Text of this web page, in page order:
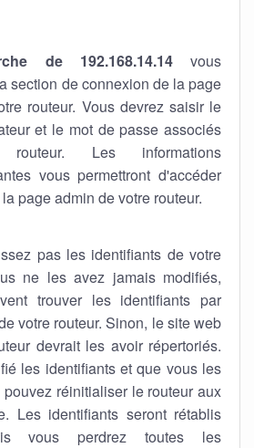
de 192.168.14.14vous
section de connexion de la page
routeur. Vous devrez saisir le
et le mot de passe associés
Les informations
vous permettront d'accéder
page admin de votre routeur.
pas les identifiants de votre
ne les avez jamais modifiés,
trouver les identifiants par
votre routeur. Sinon, le site web
devrait les avoir répertoriés.
les identifiants et que vous les
réinitialiser le routeur aux
Les identifiants seront rétablis
vous perdrez toutes les